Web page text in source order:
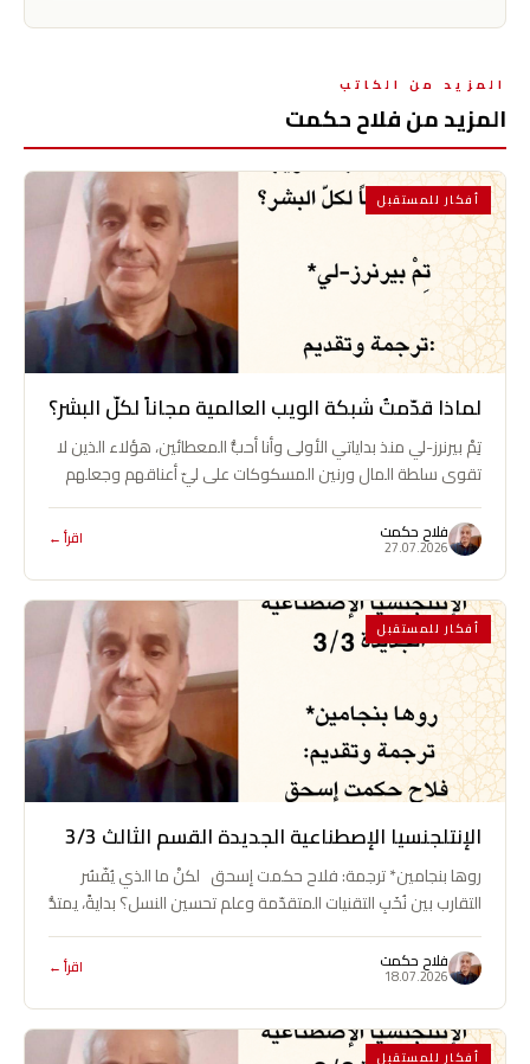
المزيد من الكاتب
المزيد من فلاح حكمت
أفكار للمستقبل
لماذا قدّمتُ شبكة الويب العالمية مجاناً لكلّ البشر؟
تِمْ بيرنرز-لي منذ بداياتي الأولى وأنا أحبُّ المعطائين، هؤلاء الذين لا
تقوى سلطة المال ورنين المسكوكات على ليّ أعناقهم وجعلهم
يتمرّغون في…
فلاح حكمت
27.07.2026 اقرأ ←
أفكار للمستقبل
الإنتلجنسيا الإصطناعية الجديدة القسم الثالث 3/3
روها بنجامين* ترجمة: فلاح حكمت إسحق لكنْ ما الذي يُفّسُر
التقارب بين نُخَبِ التقنيات المتقدّمة وعلم تحسين النسل؟ بدايةً، يمتدُّ
تركيز…
فلاح حكمت
18.07.2026 اقرأ ←
أفكار للمستقبل